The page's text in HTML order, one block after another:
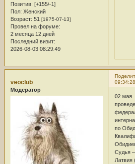
Позитив: [+155/-1]
Пол: Женский
Возраст: 51 [1975-07-13]
Провел на форуме:
2 месяца 12 дней
Последний визит:
2026-08-03 08:29:49
09:34:28
veoclub
Модератор
02 мая
по
Судья
Латвия